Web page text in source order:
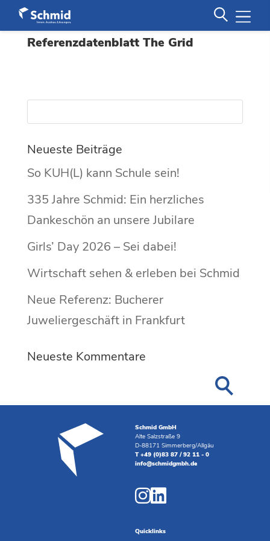
Referenzdatenblatt The Grid
Neueste Beiträge
So KUH(L) kann Schule sein!
335 Jahre Schmid: Ein herzliches
Dankeschön an unsere Jubilare
Girls’ Day 2026 – Sei dabei!
Wirtschaft sehen & erleben bei Schmid
Neue Referenz: Bucherer
Juweliergeschäft in Frankfurt
Neueste Kommentare
Schmid GmbH
Alte Salzstraße 9
D-88171 Simmerberg/Allgäu
T +49 (0)83 87 / 92 11 - 0
info@schmidgmbh.de
Quicklinks